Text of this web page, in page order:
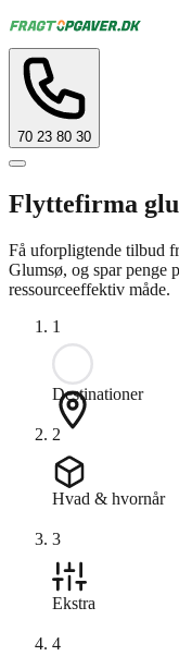
70 23 80 30
Flyttefirma
Få uforpligtende tilbud
Glumsø, og spar penge
ressourceeffektiv måde.
1
Destinationer
2
Hvad & hvornår
3
Ekstra
4